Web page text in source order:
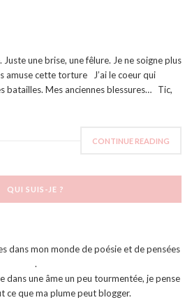
Juste une brise, une fêlure. Je ne soigne plus
amuse cette torture J’ai le coeur qui
batailles. Mes anciennes blessures… Tic,
CONTINUE READING
QUI SUIS-JE ?
dans mon monde de poésie et de pensées
.
dans une âme un peu tourmentée, je pense
ce que ma plume peut blogger.